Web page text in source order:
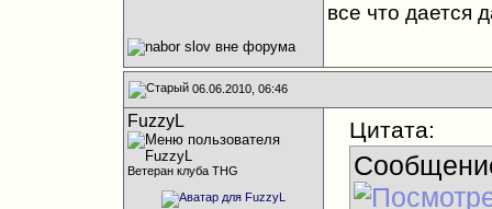
все что дается
06.06.2010, 06:46
FuzzyL
Ветеран клуба THG
Цитата: